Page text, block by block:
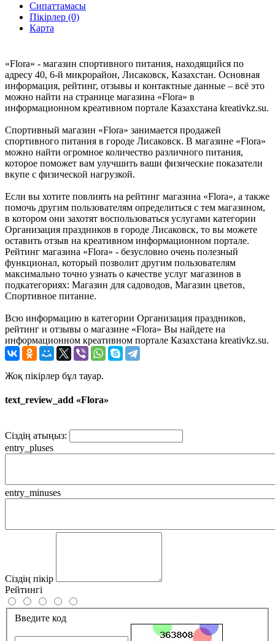
Сипаттамасы
Пікірлер (0)
Карта
«Flora» - магазин спортивного питания, находящийся по
адресу 40, 6-й микрорайон, Лисаковск, Казахстан. Основная
информация, рейтинг, отзывы и контактные данные – всё это
можно найти на странице магазина «Flora» в
информационном креативном портале Казахстана kreativkz.su.
Спортивный магазин «Flora» занимается продажей
спортивного питания в городе Лисаковск. В магазине «Flora»
можно найти огромное количество различного питания,
которое поможет вам улучшить ваши физические показатели
вкупе с физической нагрузкой.
Если вы хотите повлиять на рейтинг магазина «Flora», а также
помочь другим пользователям определиться с тем магазином,
в котором они захотят воспользоваться услугами категории
Организация праздников в городе Лисаковск, то вы можете
оставить отзыв на креативном информационном портале.
Рейтинг магазина «Flora» - безусловно очень полезный
функционал, который позволит другим пользователям
максимально точно узнать о качестве услуг магазинов в
подкатегориях: Магазин для садоводов, Магазин цветов,
Спортивное питание.
Всю информацию в категории Организация праздников,
рейтинг и отзывы о магазине «Flora» Вы найдете на
информационном креативном портале Казахстана kreativkz.su.
Жоқ пікірлер бұл тауар.
text_review_add «Flora»
Сіздің атыңыз:
entry_pluses
entry_minuses
Сіздің пікір
Рейтингі
Введите код